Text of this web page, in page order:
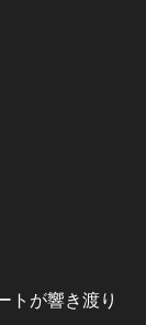
トが響き渡り